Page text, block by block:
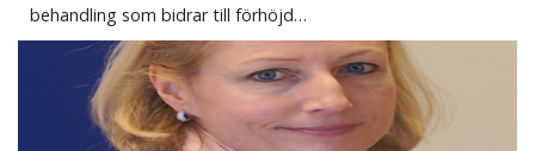
behandling som bidrar till förhöjd…